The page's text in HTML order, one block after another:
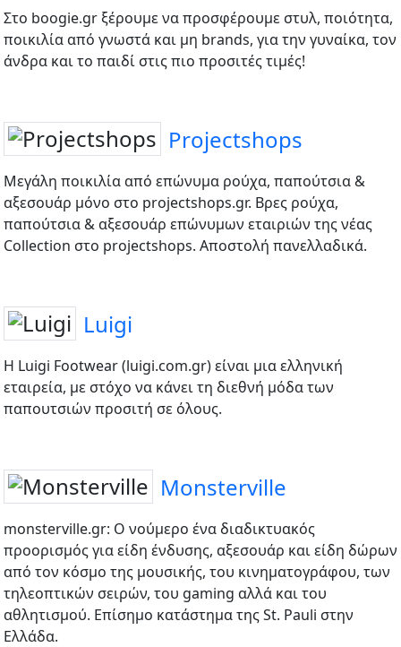
Στο boogie.gr ξέρουμε να προσφέρουμε στυλ, ποιότητα,
ποικιλία από γνωστά και μη brands, για την γυναίκα, τον
άνδρα και το παιδί στις πιο προσιτές τιμές!
Projectshops
Μεγάλη ποικιλία από επώνυμα ρούχα, παπούτσια &
αξεσουάρ μόνο στο projectshops.gr. Βρες ρούχα,
παπούτσια & αξεσουάρ επώνυμων εταιριών της νέας
Collection στο projectshops. Αποστολή πανελλαδικά.
Luigi
Η Luigi Footwear (luigi.com.gr) είναι μια ελληνική
εταιρεία, με στόχο να κάνει τη διεθνή μόδα των
παπουτσιών προσιτή σε όλους.
Monsterville
monsterville.gr: Ο νούμερο ένα διαδικτυακός
προορισμός για είδη ένδυσης, αξεσουάρ και είδη δώρων
από τον κόσμο της μουσικής, του κινηματογράφου, των
τηλεοπτικών σειρών, του gaming αλλά και του
αθλητισμού. Επίσημο κατάστημα της St. Pauli στην
Ελλάδα.